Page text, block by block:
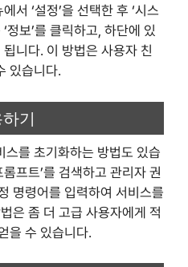
서 ‘설정’을 선택한 후 ‘시스
정보’를 클릭하고, 하단에 있
됩니다. 이 방법은 사용자 친
있습니다.
기
스를 초기화하는 방법도 있습
프트’를 검색하고 관리자 권
명령어를 입력하여 서비스를
은 좀 더 고급 사용자에게 적
을 수 있습니다.